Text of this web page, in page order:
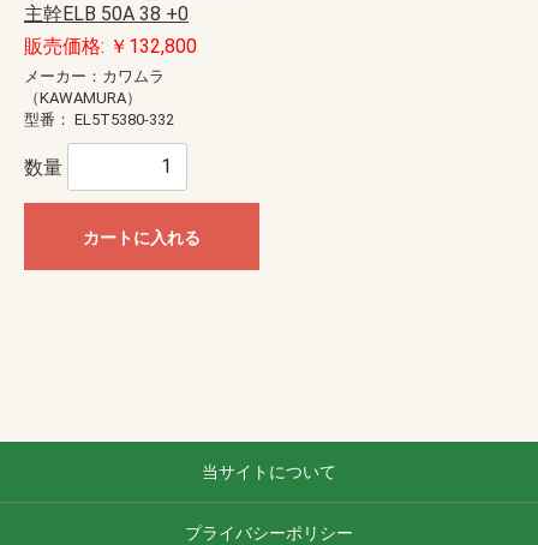
主幹ELB 50A 38 +0
販売価格: ￥132,800
メーカー：カワムラ
（KAWAMURA）
型番： EL5T5380-332
数量
カートに入れる
当サイトについて
プライバシーポリシー